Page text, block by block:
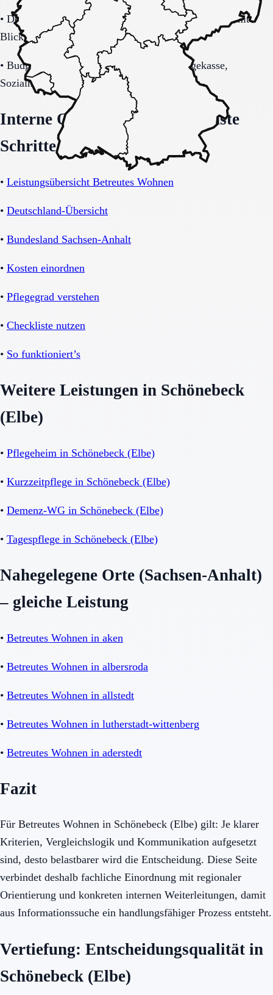
• Demenzbezogene Anforderungen (ja, nein, unklar) mit
Blick auf Sicherheitsaspekte.
• Budget-/Kostenträgerrahmen (privat, Pflegekasse,
Sozialhilfe möglich).
Interne Orientierung und nächste
Schritte
• Leistungsübersicht Betreutes Wohnen
• Deutschland-Übersicht
• Bundesland Sachsen-Anhalt
• Kosten einordnen
• Pflegegrad verstehen
• Checkliste nutzen
• So funktioniert’s
Weitere Leistungen in Schönebeck
(Elbe)
• Pflegeheim in Schönebeck (Elbe)
• Kurzzeitpflege in Schönebeck (Elbe)
• Demenz-WG in Schönebeck (Elbe)
• Tagespflege in Schönebeck (Elbe)
Nahegelegene Orte (Sachsen-Anhalt)
– gleiche Leistung
• Betreutes Wohnen in aken
• Betreutes Wohnen in albersroda
• Betreutes Wohnen in allstedt
• Betreutes Wohnen in lutherstadt-wittenberg
• Betreutes Wohnen in aderstedt
Fazit
Für Betreutes Wohnen in Schönebeck (Elbe) gilt: Je klarer
Kriterien, Vergleichslogik und Kommunikation aufgesetzt
sind, desto belastbarer wird die Entscheidung. Diese Seite
verbindet deshalb fachliche Einordnung mit regionaler
Orientierung und konkreten internen Weiterleitungen, damit
aus Informationssuche ein handlungsfähiger Prozess entsteht.
Vertiefung: Entscheidungsqualität in
Schönebeck (Elbe)